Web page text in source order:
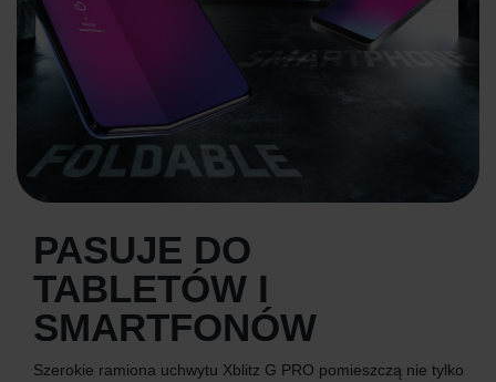
PASUJE DO
TABLETÓW I
SMARTFONÓW
Szerokie ramiona uchwytu Xblitz G PRO pomieszczą nie tylko